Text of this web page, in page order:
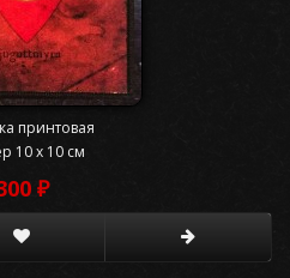
принтовая
10 x 10 см
₽